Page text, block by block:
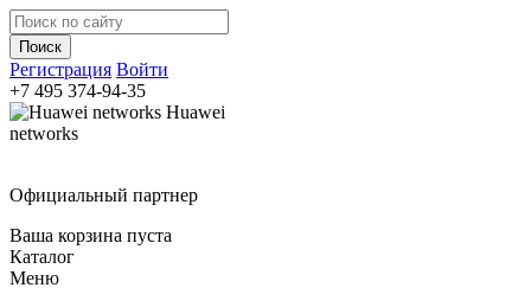
Регистрация Войти
+7 495 374-94-35
Huawei
networks
Официальный партнер
Ваша корзина пуста
Каталог
Меню